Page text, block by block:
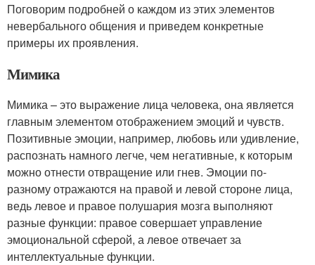
Поговорим подробней о каждом из этих элементов
невербального общения и приведем конкретные
примеры их проявления.
Мимика
Мимика – это выражение лица человека, она является
главным элементом отображением эмоций и чувств.
Позитивные эмоции, например, любовь или удивление,
распознать намного легче, чем негативные, к которым
можно отнести отвращение или гнев. Эмоции по-
разному отражаются на правой и левой стороне лица,
ведь левое и правое полушария мозга выполняют
разные функции: правое совершает управление
эмоциональной сферой, а левое отвечает за
интеллектуальные функции.